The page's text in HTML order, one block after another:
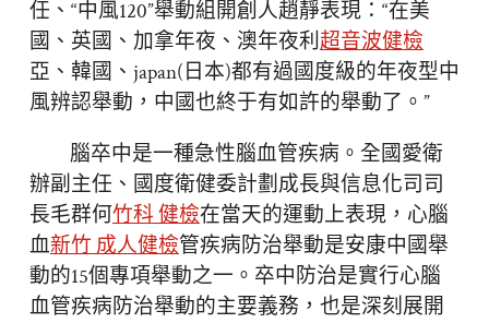
任、“中風120”舉動組開創人趙靜表現：“在美
國、英國、加拿年夜、澳年夜利超音波健檢
亞、韓國、japan(日本)都有過國度級的年夜型中
風辨認舉動，中國也終于有如許的舉動了。”
腦卒中是一種急性腦血管疾病。全國愛衛
辦副主任、國度衛健委計劃成長與信息化司司
長毛群何竹科 健檢在當天的運動上表現，心腦
血新竹 成人健檢管疾病防治舉動是安康中國舉
動的15個專項舉動之一。卒中防治是實行心腦
血管疾病防治舉動的主要義務，也是深刻展開